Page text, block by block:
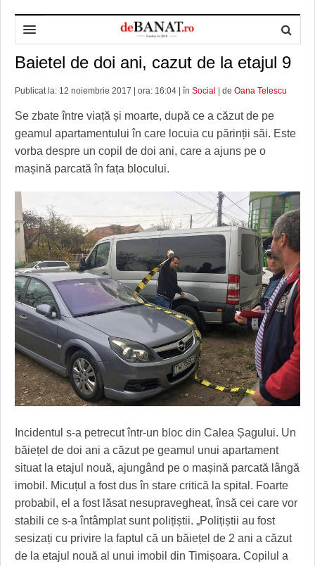
HOME
DESPRE NOI
REDACȚIA DEBANAT
POLITICA DE COOKIES
POLITICA DE CONFIDENȚIALITATE
ADMINISTRAȚIE
PRIMĂRIA TIMIŞOARA
CONSILIUL JUDEŢEAN TIMIŞ
PREFECTURA TIMIŞ
POLITICĂ
POLITICA
SPORT
POLI TIMISOARA
FOTBAL JUDETEAN
ALTE SPORTURI
OPINII
DOSARELE DEBANAT
ETICA LUCIDITĂȚII ASISTATE
JURNAL DE CAMPANIE
ZÂMBETE AMARE
GRĂDINA TAICII DOMNULUI
ZIARISTU’ DE TERASĂ
CU OIŞTEA-N KIERKEGAARD
FINANŢĂRI DE LA A LA Z
PE SURSE
TIMP LIBER ȘI CULTURĂ
TIMP LIBER
ULTRAMARIN VA RECOMANDA
CULTURA
CRONICĂ DE FILM
UNDE MERGEM
FILME DOCUMENTARE
CLIPURI VIDEO
JOCURI ONLINE
ECONOMIC
AFACERI
SĂNĂTATE
MAI MULTE
ACCIDENTE
ANUNŢURI
INFO SI UTILE
CULTURA
INVATAMANT
JUSTITIE
FILME DOCUMENTARE
CLIPURI VIDEO
JOCURI ONLINE
Baietel de doi ani, cazut de la etajul 9
Publicat la: 12 noiembrie 2017 | ora: 16:04 | în Social | de Oana Telescu
Se zbate între viață și moarte, după ce a căzut de pe
geamul apartamentului în care locuia cu părinții săi. Este
vorba despre un copil de doi ani, care a ajuns pe o
mașină parcată în fața blocului.
Incidentul s-a petrecut într-un bloc din Calea Șagului. Un
băiețel de doi ani a căzut pe geamul unui apartament
situat la etajul nouă, ajungând pe o mașină parcată lângă
imobil. Micuțul a fost dus în stare critică la spital. Foarte
probabil, el a fost lăsat nesupravegheat, însă cei care vor
stabili ce s-a întâmplat sunt polițiștii. „Polițiștii au fost
sesizați cu privire la faptul că un băiețel de 2 ani a căzut
de la etajul nouă al unui imobil din Timișoara. Copilul a